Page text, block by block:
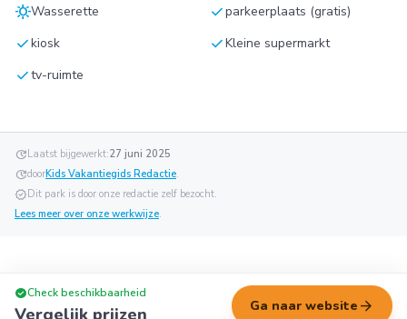
sunnyWasserette checkparkeerplaats (gratis)
checkkiosk checkKleine supermarkt
checktv-ruimte
updateLaatst bijgewerkt:27 juni 2025
updatedoorKids Vakantiegids Redactie.
verifiedDit park is door onze redactie zelf bezocht.
Lees meer over onze werkwijze.
check_circleCheck beschikbaarheid
Vergelijk prijzen Ga naar website arrow_forward